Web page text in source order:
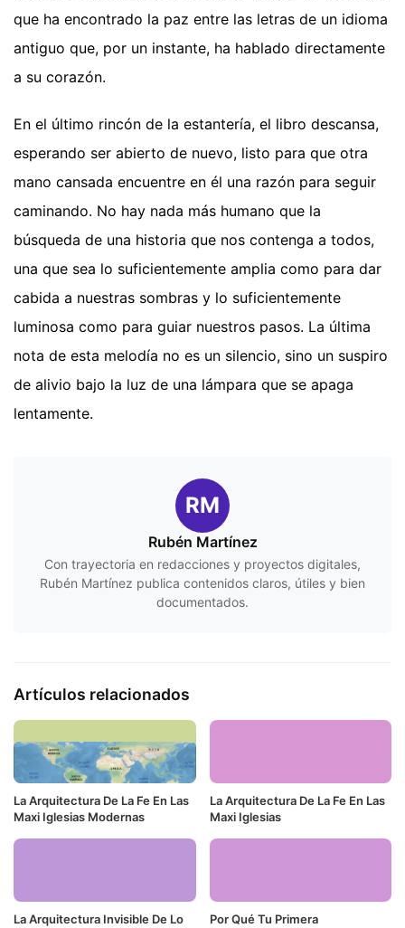
que ha encontrado la paz entre las letras de un idioma
antiguo que, por un instante, ha hablado directamente
a su corazón.
En el último rincón de la estantería, el libro descansa,
esperando ser abierto de nuevo, listo para que otra
mano cansada encuentre en él una razón para seguir
caminando. No hay nada más humano que la
búsqueda de una historia que nos contenga a todos,
una que sea lo suficientemente amplia como para dar
cabida a nuestras sombras y lo suficientemente
luminosa como para guiar nuestros pasos. La última
nota de esta melodía no es un silencio, sino un suspiro
de alivio bajo la luz de una lámpara que se apaga
lentamente.
RM
Rubén Martínez
Con trayectoria en redacciones y proyectos digitales,
Rubén Martínez publica contenidos claros, útiles y bien
documentados.
Artículos relacionados
La Arquitectura De La Fe En Las
Maxi Iglesias Modernas
La Arquitectura De La Fe En Las
Maxi Iglesias
La Arquitectura Invisible De Lo Por Qué Tu Primera